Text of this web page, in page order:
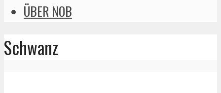
ÜBER NOB
Schwanz